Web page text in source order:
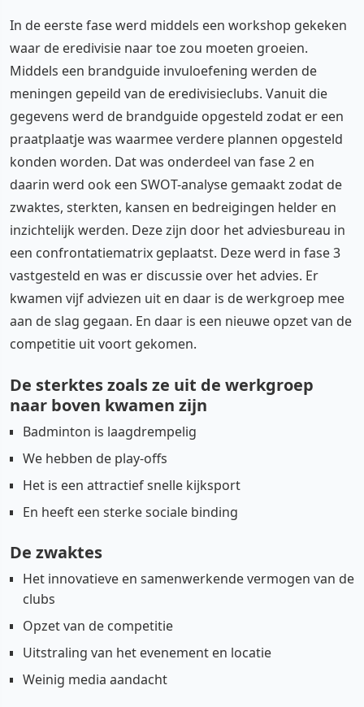
In de eerste fase werd middels een workshop gekeken
waar de eredivisie naar toe zou moeten groeien.
Middels een brandguide invuloefening werden de
meningen gepeild van de eredivisieclubs. Vanuit die
gegevens werd de brandguide opgesteld zodat er een
praatplaatje was waarmee verdere plannen opgesteld
konden worden. Dat was onderdeel van fase 2 en
daarin werd ook een SWOT-analyse gemaakt zodat de
zwaktes, sterkten, kansen en bedreigingen helder en
inzichtelijk werden. Deze zijn door het adviesbureau in
een confrontatiematrix geplaatst. Deze werd in fase 3
vastgesteld en was er discussie over het advies. Er
kwamen vijf adviezen uit en daar is de werkgroep mee
aan de slag gegaan. En daar is een nieuwe opzet van de
competitie uit voort gekomen.
De sterktes zoals ze uit de werkgroep
naar boven kwamen zijn
Badminton is laagdrempelig
We hebben de play-offs
Het is een attractief snelle kijksport
En heeft een sterke sociale binding
De zwaktes
Het innovatieve en samenwerkende vermogen van de
clubs
Opzet van de competitie
Uitstraling van het evenement en locatie
Weinig media aandacht